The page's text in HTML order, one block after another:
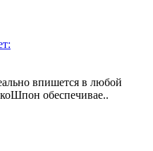
впишется в любой
обеспечивае..